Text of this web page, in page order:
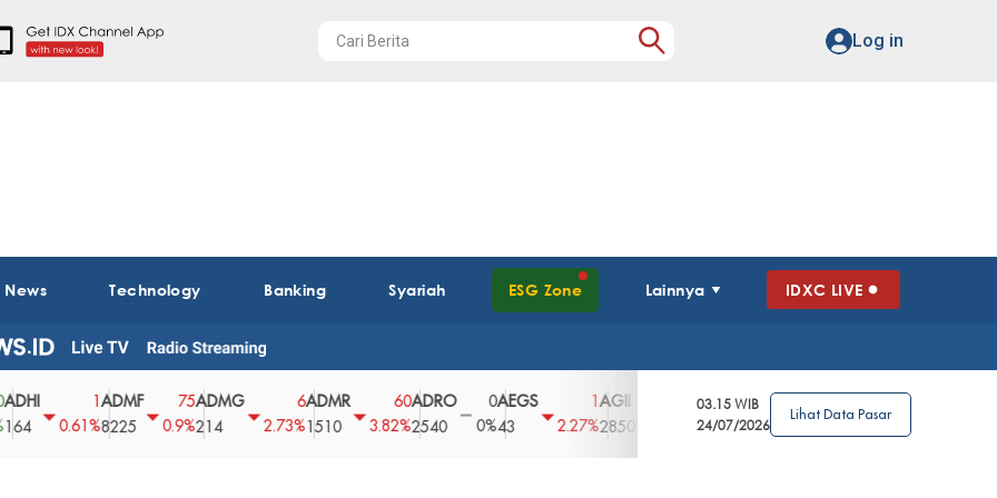
Log in
Technology Banking Syariah ESG Zone Lainnya IDXC LIVE
0.61%
ADMF
8225
75
0.9%
ADMG
214
2.73%
ADMR
1510
3.82%
ADRO
2540
0
0%
AEGS
2.27%2850
3.39%
AGRO
4
2.63%
AGRS
62
0%
03.15 WIB
24/07/2026
Lihat Data Pasar